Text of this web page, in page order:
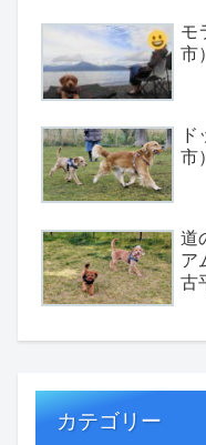
モ
市）
市）
道
ア
古
カテゴリー